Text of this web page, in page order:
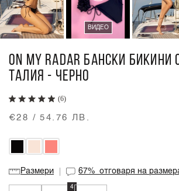
ВИДЕО
ON MY RADAR БАНСКИ БИКИНИ
ТАЛИЯ - ЧЕРНО
(6)
€28 / 54.76 ЛВ.
Размери 67%отговаря на
4